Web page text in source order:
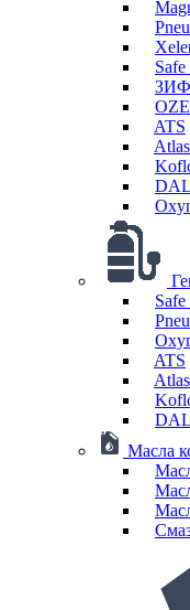
ЗИФ
ATS
ATS
Масла